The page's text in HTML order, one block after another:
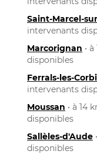
Saint-Marcel-
intervenants
Marcorignan •
disponibles
Ferrals-les-
intervenants
Moussan • à 14
disponibles
Sallèles-d'Aude
disponibles